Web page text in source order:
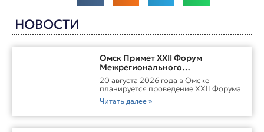
НОВОСТИ
Омск Примет XXII Форум
Межрегионального
Сотрудничества России И
Казахстана
20 августа 2026 года в Омске
планируется проведение XXII Форума
Читать далее »